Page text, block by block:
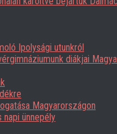
Ipolysági utunkról
diákjai
Magyarországon
ünnepély